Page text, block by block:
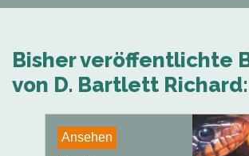
Bisher veröffentlichte
von D. Bartlett Richard:
Ansehen